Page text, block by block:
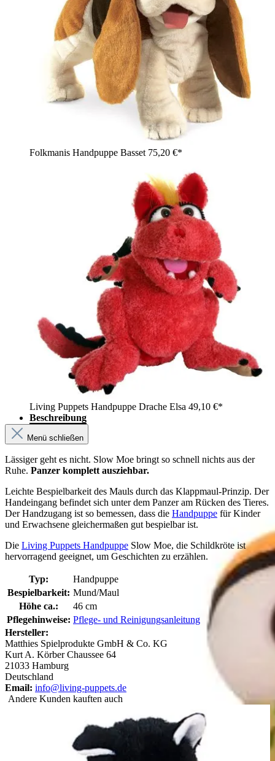
Folkmanis Handpuppe Basset 75,20 €*
Living Puppets Handpuppe Drache Elsa 49,10 €*
Beschreibung
Menü schließen
Lässiger geht es nicht. Slow Moe bringt so schnell nichts aus der
Ruhe. Panzer komplett ausziehbar.
Leichte Bespielbarkeit des Mauls durch das Klappmaul-Prinzip. Der
Handeingang befindet sich unter dem Panzer am Rücken des Tieres.
Der Handzugang ist so bemessen, dass die Handpuppe für Kinder
und Erwachsene gleichermaßen gut bespielbar ist.
Die Living Puppets Handpuppe Slow Moe, die Schildkröte ist
hervorragend geeignet, um Geschichten zu erzählen.
Typ:
Handpuppe
Bespielbarkeit: Mund/Maul
Höhe ca.:
46 cm
Pflegehinweise: Pflege- und Reinigungsanleitung
Hersteller:
Matthies Spielprodukte GmbH & Co. KG
Kurt A. Körber Chaussee 64
21033 Hamburg
Deutschland
Email: info@living-puppets.de
Andere Kunden kauften auch